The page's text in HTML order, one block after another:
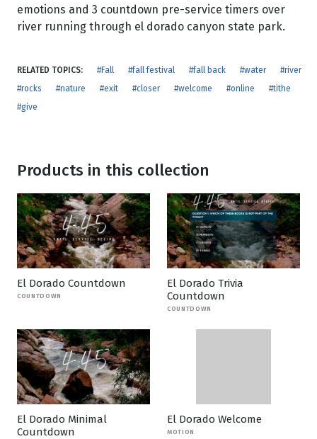
emotions and 3 countdown pre-service timers over
river running through el dorado canyon state park.
RELATED TOPICS: #Fall #fall festival #fall back #water
#river
#rocks
#nature #exit #closer #welcome #online
#tithe
#give
Products in this collection
El Dorado Countdown
COUNTDOWN
El Dorado Trivia
Countdown
COUNTDOWN
El Dorado Minimal
Countdown
El Dorado Welcome
MOTION